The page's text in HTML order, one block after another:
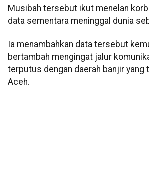
Musibah tersebut ikut menelan
data sementara meninggal dunia
Ia menambahkan data tersebut
bertambah mengingat jalur
terputus dengan daerah banjir yang
Aceh.